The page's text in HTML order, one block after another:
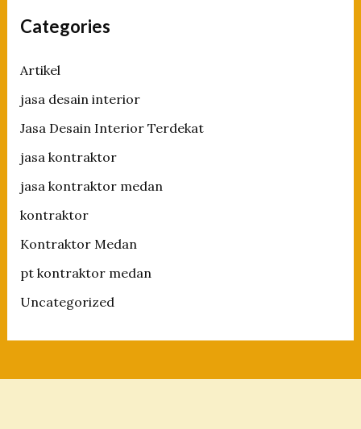
Categories
Artikel
jasa desain interior
Jasa Desain Interior Terdekat
jasa kontraktor
jasa kontraktor medan
kontraktor
Kontraktor Medan
pt kontraktor medan
Uncategorized